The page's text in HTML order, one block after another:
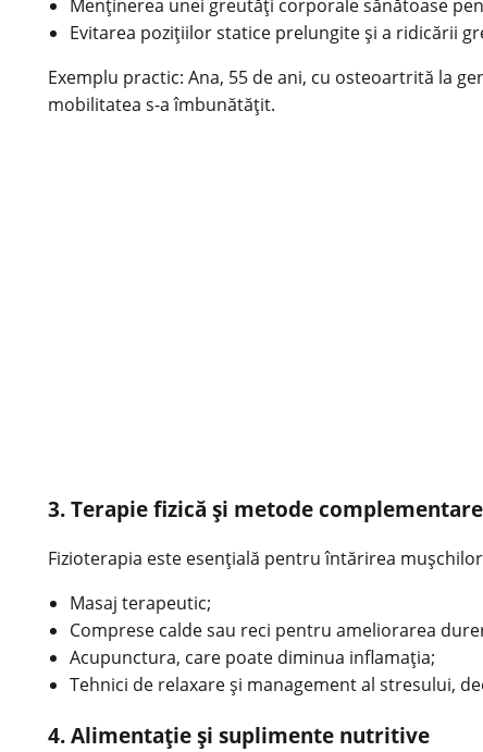
Menținerea unei greutăți corporale sănătoase
Evitarea pozițiilor statice prelungite și a ridicării
Exemplu practic: Ana, 55 de ani, cu osteoartrită la
mobilitatea s-a îmbunătățit.
3. Terapie fizică și metode complementare
Fizioterapia este esențială pentru întărirea
Masaj terapeutic;
Comprese calde sau reci pentru ameliorarea
Acupunctura, care poate diminua inflamația;
Tehnici de relaxare și management al stresului,
4. Alimentație și suplimente nutritive